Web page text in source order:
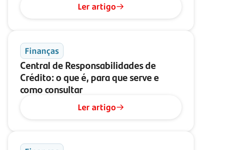
Ler artigo
Finanças
Central de Responsabilidades de
Crédito: o que é, para que serve e
como consultar
Ler artigo